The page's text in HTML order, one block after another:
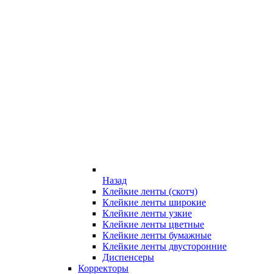
Назад
Клейкие ленты (скотч)
Клейкие ленты широкие
Клейкие ленты узкие
Клейкие ленты цветные
Клейкие ленты бумажные
Клейкие ленты двусторонние
Диспенсеры
Корректоры